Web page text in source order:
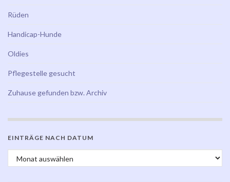
Rüden
Handicap-Hunde
Oldies
Pflegestelle gesucht
Zuhause gefunden bzw. Archiv
EINTRÄGE NACH DATUM
Einträge nach Datum